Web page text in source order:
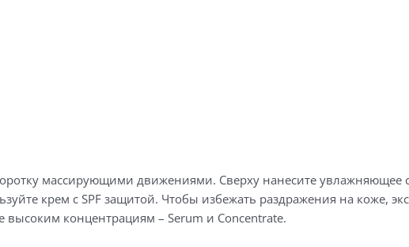
массирующими движениями. Сверху нанесите увлажняющее
крем с SPF защитой. Чтобы избежать раздражения на коже,
высоким концентрациям – Serum и Concentrate.